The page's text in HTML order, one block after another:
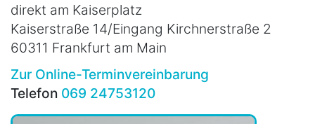
direkt am Kaiserplatz
Kaiserstraße 14/Eingang Kirchnerstraße 2
60311 Frankfurt am Main
Zur Online-Terminvereinbarung
Telefon 069 24753120